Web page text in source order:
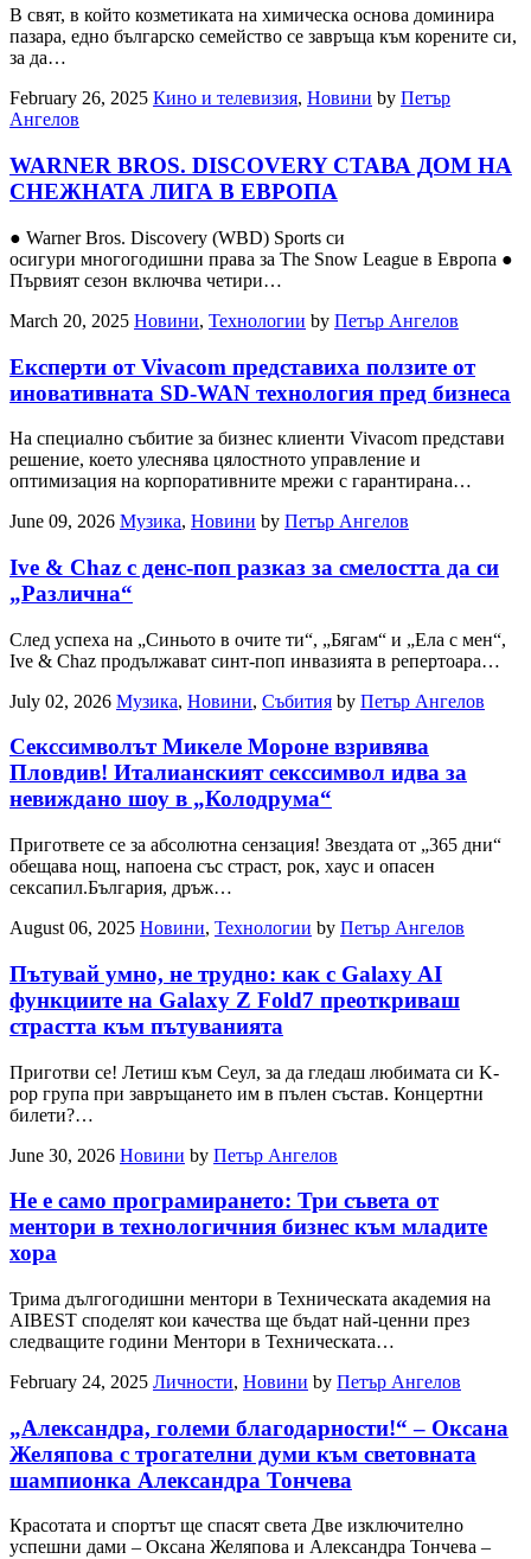
В свят, в който козметиката на химическа основа доминира
пазара, едно българско семейство се завръща към корените си,
за да…
February 26, 2025 Кино и телевизия, Новини by Петър
Ангелов
WARNER BROS. DISCOVERY СТАВА ДОМ НА
СНЕЖНАТА ЛИГА В ЕВРОПА
● Warner Bros. Discovery (WBD) Sports си
осигури многогодишни права за The Snow League в Европа ●
Първият сезон включва четири…
March 20, 2025 Новини, Технологии by Петър Ангелов
Експерти от Vivacom представиха ползите от
иновативната SD-WAN технология пред бизнеса
На специално събитие за бизнес клиенти Vivacom представи
решение, което улеснява цялостното управление и
оптимизация на корпоративните мрежи с гарантирана…
June 09, 2026 Музика, Новини by Петър Ангелов
Ive & Chaz с денс-поп разказ за смелостта да си
„Различна“
След успеха на „Синьото в очите ти“, „Бягам“ и „Ела с мен“,
Ive & Chaz продължават синт-поп инвазията в репертоара…
July 02, 2026 Музика, Новини, Събития by Петър Ангелов
Секссимволът Микеле Мороне взривява
Пловдив! Италианският секссимвол идва за
невиждано шоу в „Колодрума“
Пригответе се за абсолютна сензация! Звездата от „365 дни“
обещава нощ, напоена със страст, рок, хаус и опасен
сексапил.България, дръж…
August 06, 2025 Новини, Технологии by Петър Ангелов
Пътувай умно, не трудно: как с Galaxy AI
функциите на Galaxy Z Fold7 преоткриваш
страстта към пътуванията
Приготви се! Летиш към Сеул, за да гледаш любимата си K-
pop група при завръщането им в пълен състав. Концертни
билети?…
June 30, 2026 Новини by Петър Ангелов
Не е само програмирането: Три съвета от
ментори в технологичния бизнес към младите
хора
Трима дългогодишни ментори в Техническата академия на
AIBEST споделят кои качества ще бъдат най-ценни през
следващите години Ментори в Техническата…
February 24, 2025 Личности, Новини by Петър Ангелов
„Александра, големи благодарности!“ – Оксана
Желяпова с трогателни думи към световната
шампионка Александра Тончева
Красотата и спортът ще спасят света Две изключително
успешни дами – Оксана Желяпова и Александра Тончева –